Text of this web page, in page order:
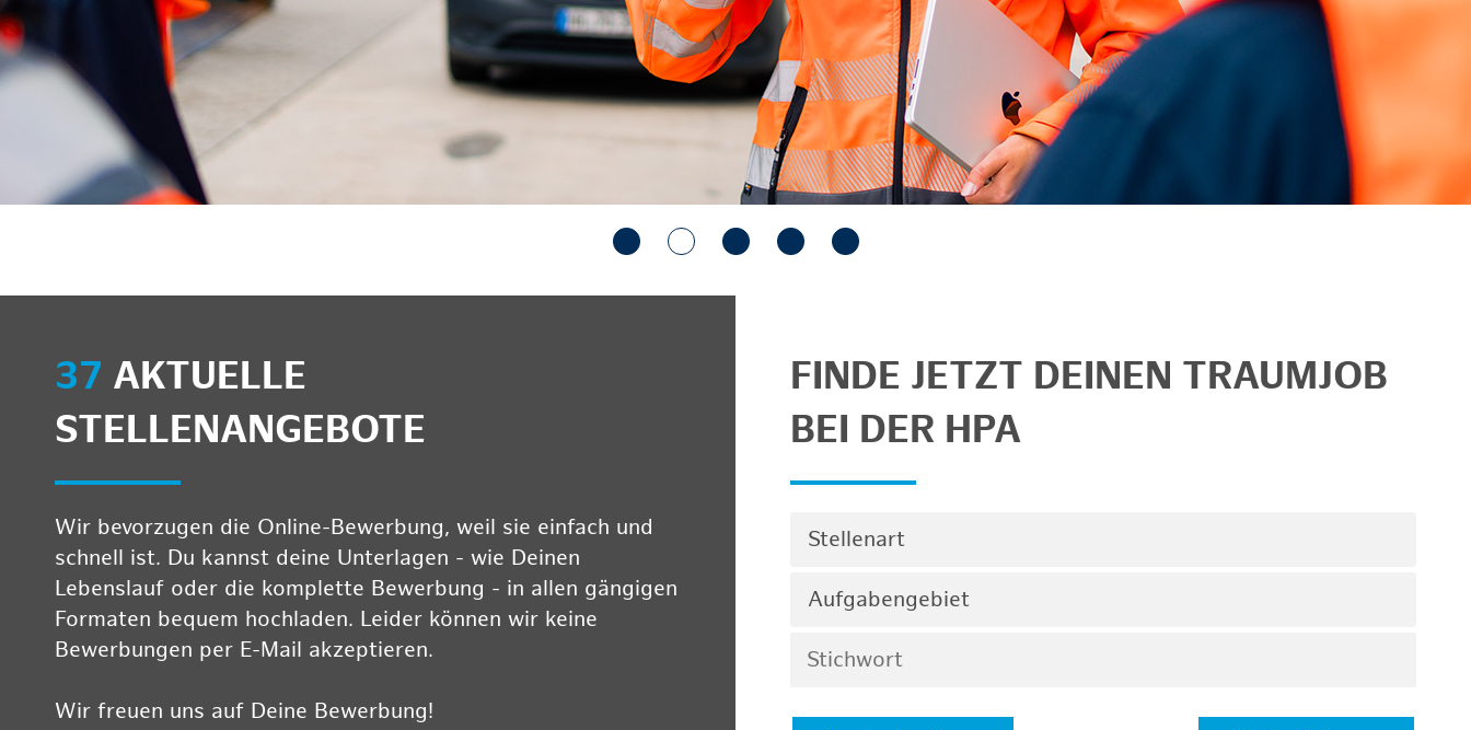
anzeigen/schließen
37 AKTUELLE
STELLENANGEBOTE
Wir bevorzugen die Online-Bewerbung, weil sie einfach und
schnell ist. Du kannst deine Unterlagen - wie Deinen
Lebenslauf oder die komplette Bewerbung - in allen gängigen
Formaten bequem hochladen. Leider können wir keine
Bewerbungen per E-Mail akzeptieren.
Wir freuen uns auf Deine Bewerbung!
FINDE JETZT DEINEN TRAUMJOB
BEI DER HPA
Stellenart
Aufgabengebiet